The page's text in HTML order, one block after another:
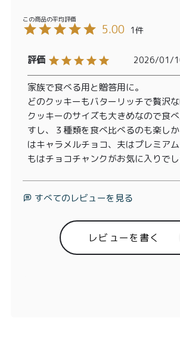
5.00 1
2026/01/
家族で食べる用と贈答用に。
どのクッキーもバターリッチで贅沢な
クッキーのサイズも大きめなので食
すし、３種類を食べ比べるのも楽し
はキャラメルチョコ、夫はプレミア
もはチョコチャンクがお気に入りでし
すべてのレビューを見る
レビューを書く